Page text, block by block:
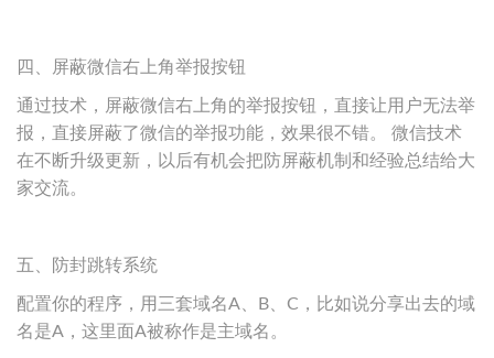
四、屏蔽微信右上角举报按钮
通过技术，屏蔽微信右上角的举报按钮，直接让用户无法举
报，直接屏蔽了微信的举报功能，效果很不错。 微信技术
在不断升级更新，以后有机会把防屏蔽机制和经验总结给大
家交流。
五、防封跳转系统
配置你的程序，用三套域名A、B、C，比如说分享出去的域
名是A，这里面A被称作是主域名。